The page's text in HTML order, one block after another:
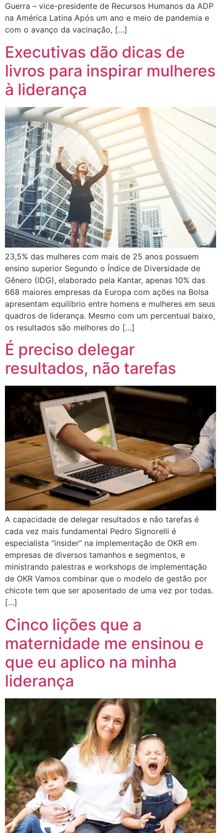
Guerra – vice-presidente de Recursos Humanos da ADP
na América Latina Após um ano e meio de pandemia e
com o avanço da vacinação, […]
Executivas dão dicas de
livros para inspirar mulheres
à liderança
23,5% das mulheres com mais de 25 anos possuem
ensino superior Segundo o Índice de Diversidade de
Gênero (IDG), elaborado pela Kantar, apenas 10% das
668 maiores empresas da Europa com ações na Bolsa
apresentam equilíbrio entre homens e mulheres em seus
quadros de liderança. Mesmo com um percentual baixo,
os resultados são melhores do […]
É preciso delegar
resultados, não tarefas
A capacidade de delegar resultados e não tarefas é
cada vez mais fundamental Pedro Signorelli é
especialista “insider” na implementação de OKR em
empresas de diversos tamanhos e segmentos, e
ministrando palestras e workshops de implementação
de OKR Vamos combinar que o modelo de gestão por
chicote tem que ser aposentado de uma vez por todas.
[…]
Cinco lições que a
maternidade me ensinou e
que eu aplico na minha
liderança